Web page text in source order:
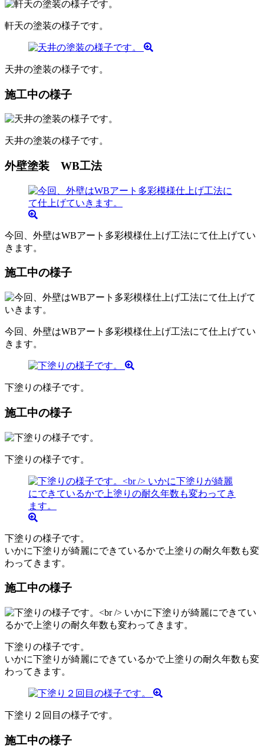
軒天の塗装の様子です。
天井の塗装の様子です。
施工中の様子
天井の塗装の様子です。
外壁塗装 WB工法
今回、外壁はWBアート多彩模様仕上げ工法にて仕上げてい
きます。
施工中の様子
今回、外壁はWBアート多彩模様仕上げ工法にて仕上げてい
きます。
下塗りの様子です。
施工中の様子
下塗りの様子です。
下塗りの様子です。
いかに下塗りが綺麗にできているかで上塗りの耐久年数も変
わってきます。
施工中の様子
下塗りの様子です。
いかに下塗りが綺麗にできているかで上塗りの耐久年数も変
わってきます。
下塗り２回目の様子です。
施工中の様子